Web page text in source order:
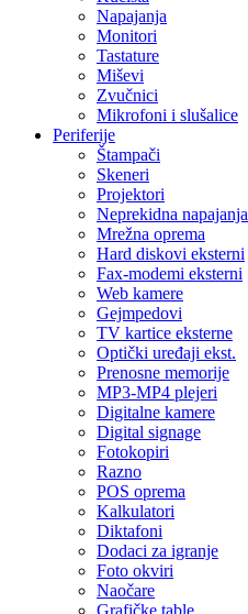
Napajanja
Monitori
Tastature
Miševi
Zvučnici
Mikrofoni i slušalice
Periferije
Štampači
Skeneri
Projektori
Neprekidna napajanja
Mrežna oprema
Hard diskovi eksterni
Fax-modemi eksterni
Web kamere
Gejmpedovi
TV kartice eksterne
Optički uređaji ekst.
Prenosne memorije
MP3-MP4 plejeri
Digitalne kamere
Digital signage
Fotokopiri
Razno
POS oprema
Kalkulatori
Diktafoni
Dodaci za igranje
Foto okviri
Naočare
Grafičke table